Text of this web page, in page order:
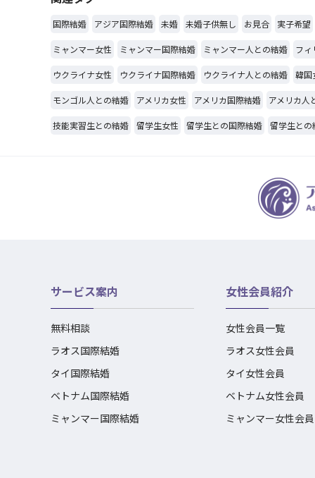
国際結婚 アジア国際結婚 未婚 未婚子供無し お見合 実子希望
ミャンマー女性 ミャンマー国際結婚 ミャンマー人との結婚 フィ
ウクライナ女性 ウクライナ国際結婚 ウクライナ人との結婚 韓国
モンゴル人との結婚 アメリカ女性 アメリカ国際結婚 アメリカ人
技能実習生との結婚 留学生女性 留学生との国際結婚 留学生との
サービス案内
無料相談
ラオス国際結婚
タイ国際結婚
ベトナム国際結婚
ミャンマー国際結婚
女性会員紹介
女性会員一覧
ラオス女性会員
タイ女性会員
ベトナム女性会員
ミャンマー女性会員